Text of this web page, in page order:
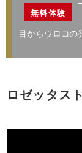
受講回数
無料体験
目からウロコの
ロゼッタス